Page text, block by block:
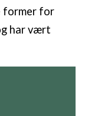
former for
har vært